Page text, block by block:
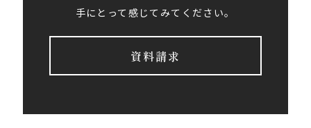
手にとって感じてみてください。
資料請求